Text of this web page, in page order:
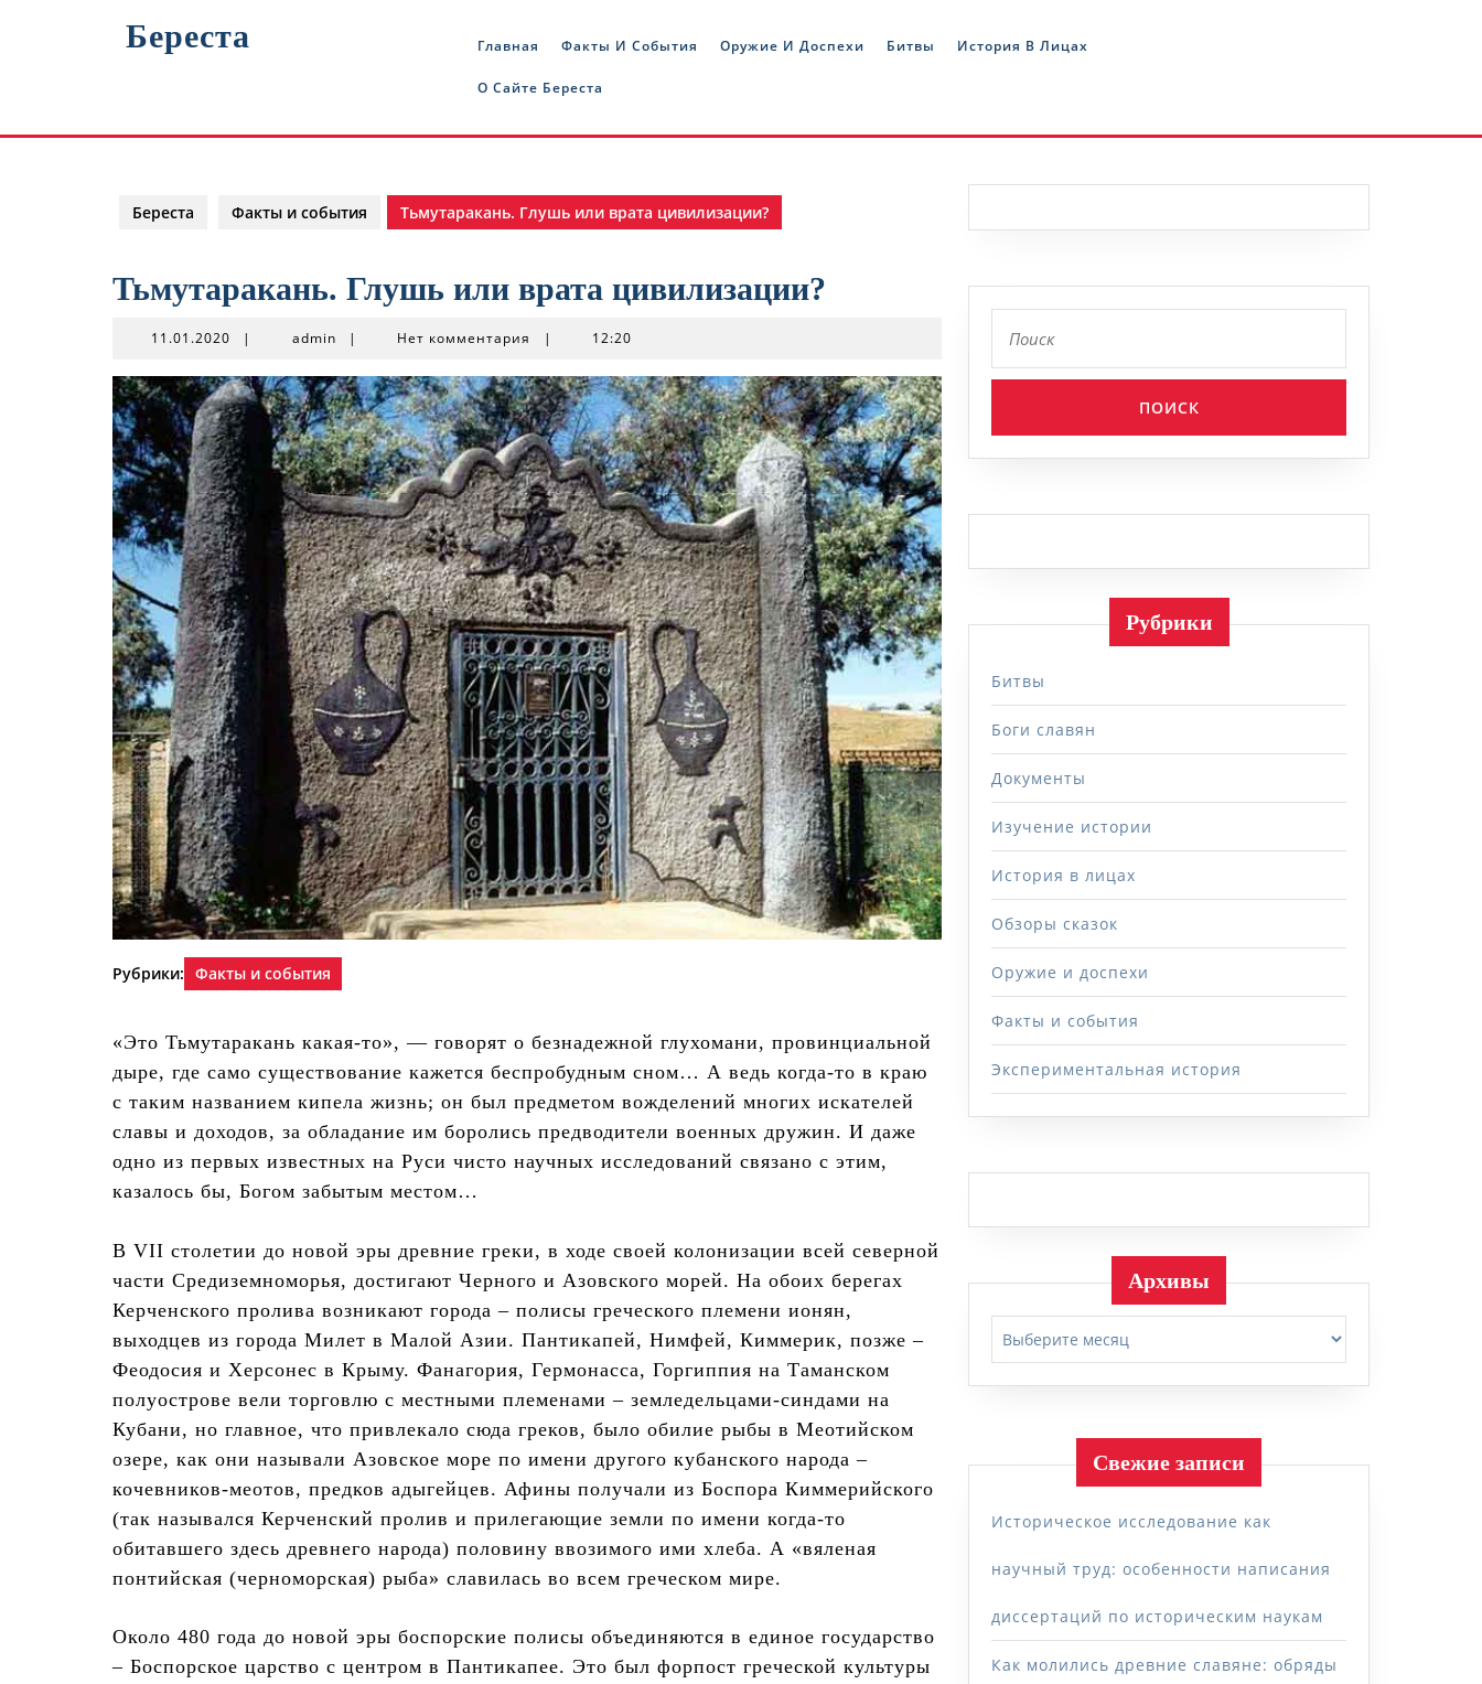
Береста Главная Факты И События Оружие И Доспехи Битвы История В Лицах
О Сайте Береста
Береста Факты и события Тьмутаракань. Глушь или врата цивилизации?
Тьмутаракань. Глушь или врата цивилизации?
11.01.2020 11.01.2020
| adminadmin
| Нет комментария | 12:20
Рубрики: Факты и события
«Это Тьмутаракань какая-то», — говорят о безнадежной глухомани, провинциальной
дыре, где само существование кажется беспробудным сном… А ведь когда-то в краю
с таким названием кипела жизнь; он был предметом вожделений многих искателей
славы и доходов, за обладание им боролись предводители военных дружин. И даже
одно из первых известных на Руси чисто научных исследований связано с этим,
казалось бы, Богом забытым местом…
В VII столетии до новой эры древние греки, в ходе своей колонизации всей северной
части Средиземноморья, достигают Черного и Азовского морей. На обоих берегах
Керченского пролива возникают города – полисы греческого племени ионян,
выходцев из города Милет в Малой Азии. Пантикапей, Нимфей, Киммерик, позже –
Феодосия и Херсонес в Крыму. Фанагория, Гермонасса, Горгиппия на Таманском
полуострове вели торговлю с местными племенами – земледельцами-синдами на
Кубани, но главное, что привлекало сюда греков, было обилие рыбы в Меотийском
озере, как они называли Азовское море по имени другого кубанского народа –
кочевников-меотов, предков адыгейцев. Афины получали из Боспора Киммерийского
(так назывался Керченский пролив и прилегающие земли по имени когда-то
обитавшего здесь древнего народа) половину ввозимого ими хлеба. А «вяленая
понтийская (черноморская) рыба» славилась во всем греческом мире.
Около 480 года до новой эры боспорские полисы объединяются в единое государство
– Боспорское царство с центром в Пантикапее. Это был форпост греческой культуры
Рубрики
Битвы
Боги славян
Документы
Изучение истории
История в лицах
Обзоры сказок
Оружие и доспехи
Факты и события
Экспериментальная история
Архивы
Свежие записи
Историческое исследование как
научный труд: особенности написания
диссертаций по историческим наукам
Как молились древние славяне: обряды